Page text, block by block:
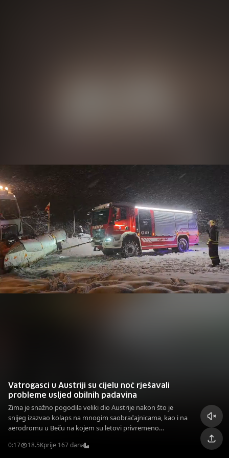
Vatrogasci u Austriji su cijelu noć rješavali
probleme usljed obilnih padavina
Zima je snažno pogodila veliki dio Austrije nakon što je
snijeg izazvao kolaps na mnogim saobraćajnicama, kao i na
aerodromu u Beču na kojem su letovi privremeno
rješavanjem problema.
0:17 18.5Kprije 167 dana